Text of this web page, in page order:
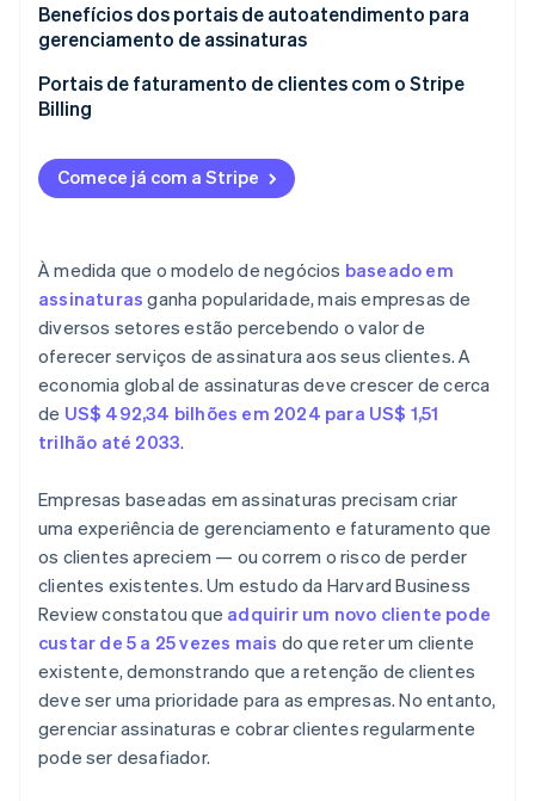
Benefícios dos portais de autoatendimento para
gerenciamento de assinaturas
Portais de faturamento de clientes com o Stripe
Billing
Comece já com a Stripe
À medida que o modelo de negócios baseado em
assinaturas ganha popularidade, mais empresas de
diversos setores estão percebendo o valor de
oferecer serviços de assinatura aos seus clientes. A
economia global de assinaturas deve crescer de cerca
de US$ 492,34 bilhões em 2024 para US$ 1,51
trilhão até 2033.
Empresas baseadas em assinaturas precisam criar
uma experiência de gerenciamento e faturamento que
os clientes apreciem — ou correm o risco de perder
clientes existentes. Um estudo da Harvard Business
Review constatou que adquirir um novo cliente pode
custar de 5 a 25 vezes mais do que reter um cliente
existente, demonstrando que a retenção de clientes
deve ser uma prioridade para as empresas. No entanto,
gerenciar assinaturas e cobrar clientes regularmente
pode ser desafiador.